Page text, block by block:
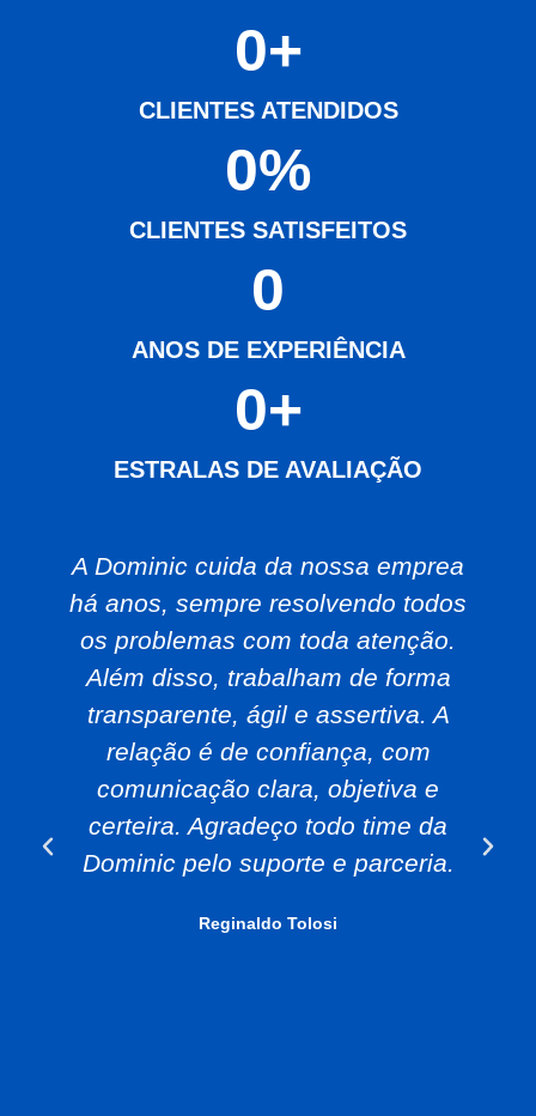
CLIENTES ATENDIDOS
0+
CLIENTES SATISFEITOS
0%
ANOS DE EXPERIÊNCIA
0
ESTRALAS DE AVALIAÇÃO
0+
A Dominic cuida da nossa emprea
há anos, sempre resolvendo todos
os problemas com toda atenção.
Além disso, trabalham de forma
transparente, ágil e assertiva. A
relação é de confiança, com
comunicação clara, objetiva e
certeira. Agradeço todo time da
Dominic pelo suporte e parceria.
Reginaldo Tolosi